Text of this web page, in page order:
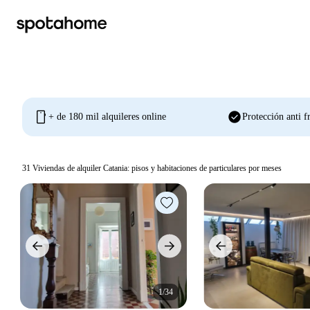
mobile + de 180 mil alquileres online check_circleProtección anti
31 Viviendas de alquiler Catania: pisos y habitaciones de particulares por meses
1/34